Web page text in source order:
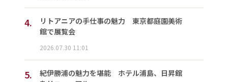
4.
リトアニアの手仕事の魅力 東京都庭園美術
館で展覧会
2026.07.30 11:01
5.
紀伊勝浦の魅力を堪能 ホテル浦島、日昇館